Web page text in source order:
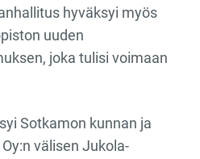
hyväksyi myös
uuden
joka tulisi voimaan
Sotkamon kunnan ja
välisen Jukola-